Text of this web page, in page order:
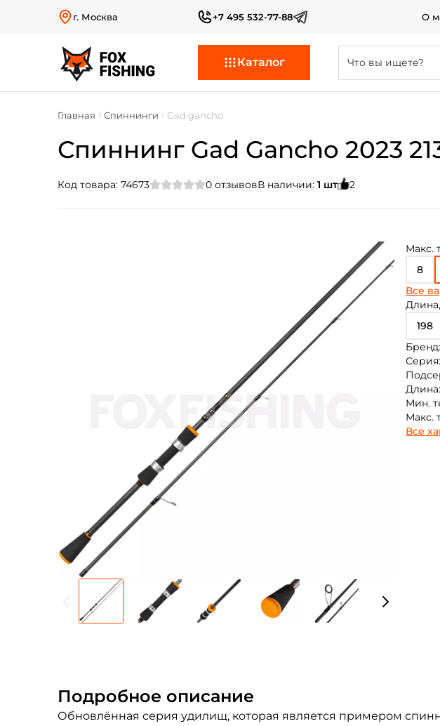
г. Москва +7 495 532-77-88 О
Каталог
Главная Спиннинги Gad gancho
Спиннинг Gad Gancho 2023
Код товара: 74673 0 отзывовВ наличии: 1 шт 2
Макс.
8
84
Все
198
Бренд:
Серия:
Длина:
Мин.
Макс.
Все
Подробное описание
Обновлённая серия удилищ, которая является примером